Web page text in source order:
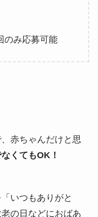
のみ応募可能
赤ちゃんだけと思
くてもOK！
いつもありがと
の日などにおばあ